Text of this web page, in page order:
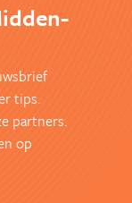
tips.
partners.
op